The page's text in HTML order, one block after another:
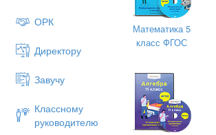
ОРК
Директору
Завучу
Классному
руководителю
Maxima –
разложение
Математика 5
класс ФГОС